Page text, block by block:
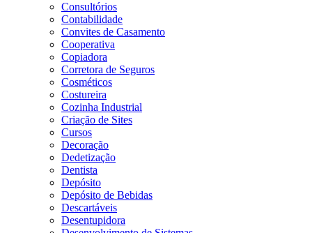
Consultórios
Contabilidade
Convites de Casamento
Cooperativa
Copiadora
Corretora de Seguros
Cosméticos
Costureira
Cozinha Industrial
Criação de Sites
Cursos
Decoração
Dedetização
Dentista
Depósito
Depósito de Bebidas
Descartáveis
Desentupidora